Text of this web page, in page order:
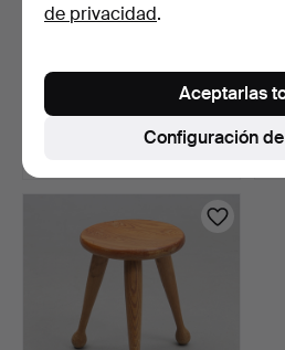
"Ringo", Ikea.
8 días
de privacidad.
Configuración
Aceptarlas